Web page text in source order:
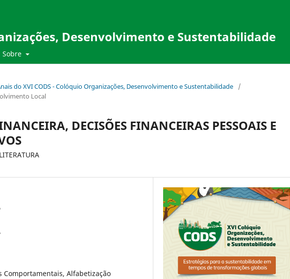
Desenvolvimento e Sustentabilidade
Sobre
do XVI CODS - Colóquio Organizações, Desenvolvimento e Sustentabilidade
/
Local
DECISÕES FINANCEIRAS PESSOAIS E
Comportamentais, Alfabetização